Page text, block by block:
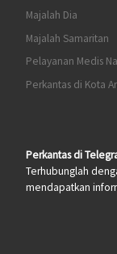
Majalah Dia
Majalah Samaritan
Pelayanan Medis
Perkantas di Kota
Perkantas di
Terhubunglah
mendapatkan